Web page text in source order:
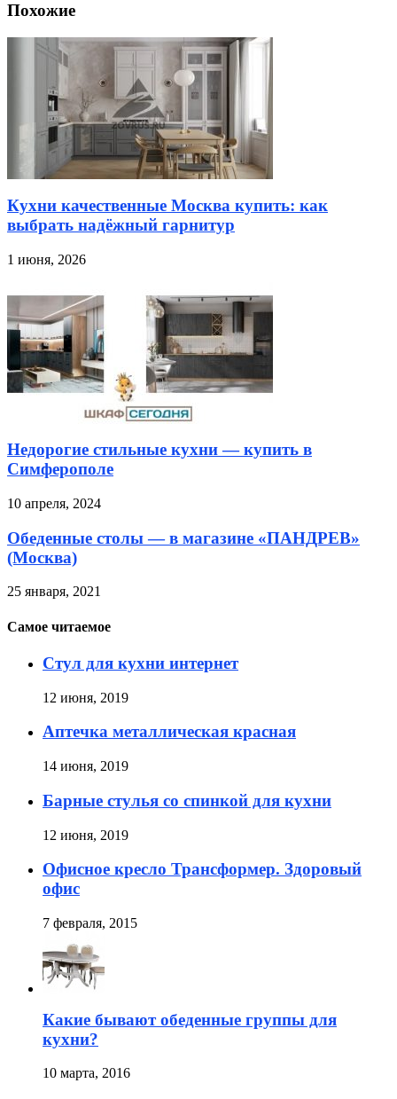
Похожие
Кухни качественные Москва купить: как
выбрать надёжный гарнитур
1 июня, 2026
Недорогие стильные кухни — купить в
Симферополе
10 апреля, 2024
Обеденные столы — в магазине «ПАНДРЕВ»
(Москва)
25 января, 2021
Самое читаемое
Стул для кухни интернет
12 июня, 2019
Аптечка металлическая красная
14 июня, 2019
Барные стулья со спинкой для кухни
12 июня, 2019
Офисное кресло Трансформер. Здоровый
офис
7 февраля, 2015
Какие бывают обеденные группы для
кухни?
10 марта, 2016